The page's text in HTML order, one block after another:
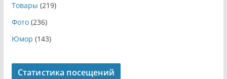
Товары (219)
Фото(236)
Юмор (143)
Статистика посещений